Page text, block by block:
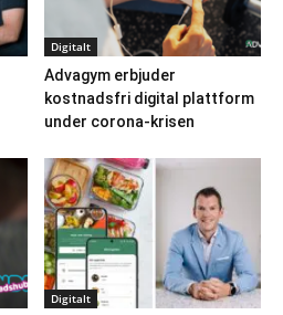
Digitalt
Advagym erbjuder
kostnadsfri digital plattform
under corona-krisen
Digitalt